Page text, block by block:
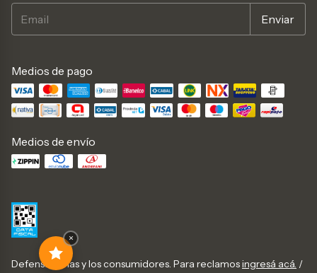
Medios de pago
Medios de envío
Defensa de las y los consumidores. Para reclamosingresá acá. /
×